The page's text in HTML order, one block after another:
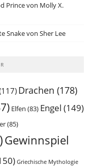
Prince von Molly X.
Snake von Sher Lee
Drachen (178)
Elfen (83) Engel (149)
(85)
Gewinnspiel
Griechische Mythologie